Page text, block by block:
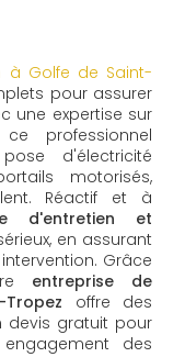
à Golfe de Saint-
pour assurer
une expertise sur
professionnel
d'électricité
motorisés,
Réactif et à
d'entretien et
en assurant
Grâce
entreprise de
offre des
devis gratuit pour
des